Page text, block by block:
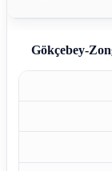
Gökçebey-